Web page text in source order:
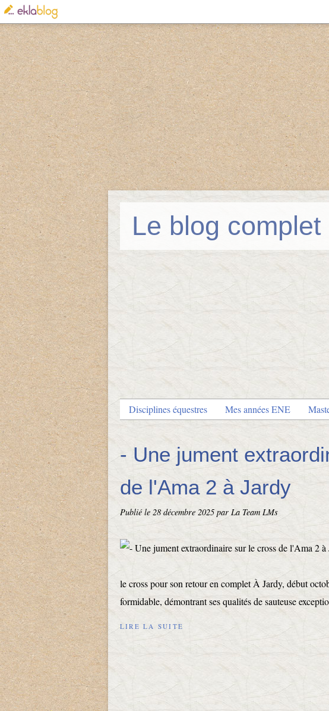
Le blog
Disciplines équestres Mes années ENE
- Une jument
de l'Ama 2 à Jardy
Publié le 28 décembre 2025 par La Team LMs
le cross pour son retour en complet À Jardy, début
formidable, démontrant ses qualités de sauteuse
LIRE LA SUITE